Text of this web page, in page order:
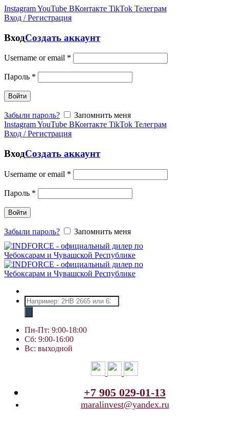
InstagramYouTube ВКонтакте TikTok Телеграм
Вход / Регистрация
ВходСоздать аккаунт
Username or email *
Пароль *
Войти
Забыли пароль?
Запомнить меня
InstagramYouTube ВКонтакте TikTok Телеграм
Вход / Регистрация
ВходСоздать аккаунт
Username or email *
Пароль *
Войти
Забыли пароль? Запомнить меня
Поиск
товаров
Пн-Пт: 9:00-18:00
Сб: 9:00-16:00
Вс: выходной
+7 905 029-01-13
maralinvest@yandex.ru